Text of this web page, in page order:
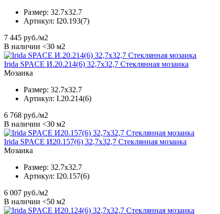
Размер: 32.7x32.7
Артикул: I20.193(7)
7 445 руб./м2
В наличии <30 м2
Irida SPACE И.20.214(6) 32,7x32,7 Стеклянная мозаика
Мозаика
Размер: 32.7x32.7
Артикул: I.20.214(6)
6 768 руб./м2
В наличии <30 м2
Irida SPACE И20.157(6) 32,7x32,7 Стеклянная мозаика
Мозаика
Размер: 32.7x32.7
Артикул: I20.157(6)
6 007 руб./м2
В наличии <50 м2